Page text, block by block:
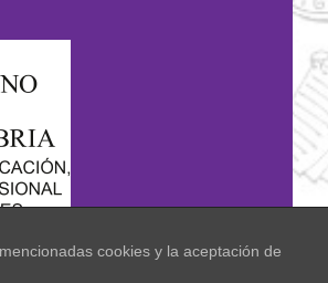
cookies y la aceptación de